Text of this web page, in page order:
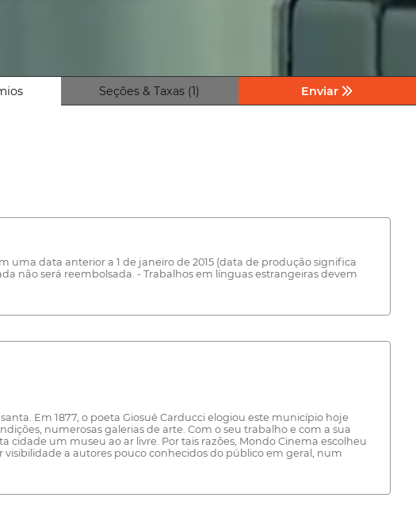
Seções & Taxas (1) Enviar
uma data anterior a 1 de janeiro de 2015 (data de produção significa
não será reembolsada. - Trabalhos em línguas estrangeiras devem
Em 1877, o poeta Giosué Carducci elogiou este município hoje
numerosas galerias de arte. Com o seu trabalho e com a sua
um museu ao ar livre. Por tais razões, Mondo Cinema escolheu
a autores pouco conhecidos do público em geral, num